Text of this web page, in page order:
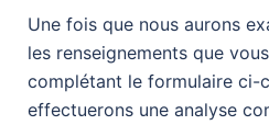
Une fois que nous aurons
les renseignements que
complétant le formulaire ci-
effectuerons une analyse